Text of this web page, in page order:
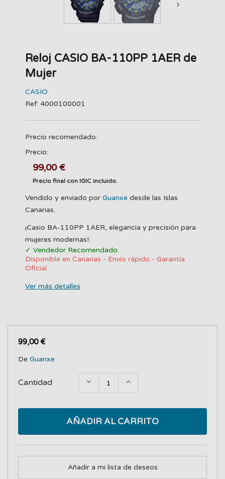
Reloj CASIO BA-110PP 1AER de
Mujer
CASIO
Ref: 4000100001
Precio recomendado:
Precio:
99,00 €
Precio final con IGIC incluido.
Vendido y enviado por Guanxe desde las Islas
Canarias.
¡Casio BA-110PP 1AER, elegancia y precisión para
mujeres modernas!.
✓ Vendedor Recomendado.
Disponible en Canarias - Envío rápido - Garantía
Oficial
Ver más detalles
99,00 €
De Guanxe
Cantidad
AÑADIR AL CARRITO
Añadir a mi lista de deseos